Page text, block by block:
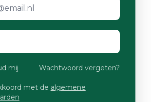
mij Wachtwoord vergeten?
met de algemene